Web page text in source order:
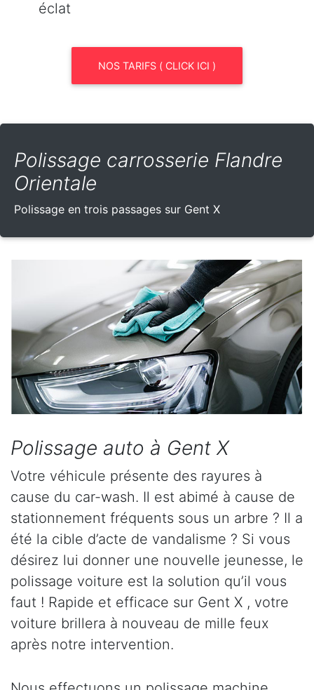
éclat
NOS TARIFS ( CLICK ICI )
Polissage carrosserie Flandre
Orientale
Polissage en trois passages sur Gent X
Polissage auto à Gent X
Votre véhicule présente des rayures à
cause du car-wash. Il est abimé à cause de
stationnement fréquents sous un arbre ? Il a
été la cible d’acte de vandalisme ? Si vous
désirez lui donner une nouvelle jeunesse, le
polissage voiture est la solution qu’il vous
faut ! Rapide et efficace sur Gent X , votre
voiture brillera à nouveau de mille feux
après notre intervention.